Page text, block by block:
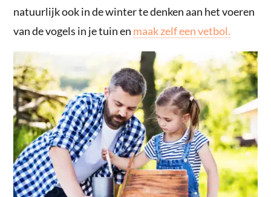
natuurlijk ook in de winter te denken aan het voeren
van de vogels in je tuin en maak zelf een vetbol.